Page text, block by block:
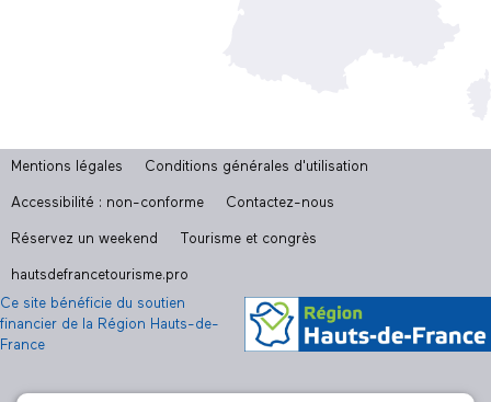
Mentions légales Conditions générales d'utilisation
Accessibilité : non-conforme Contactez-nous
Réservez un weekend Tourisme et congrès
hautsdefrancetourisme.pro
Ce site bénéficie du soutien
financier de la Région Hauts-de-
France